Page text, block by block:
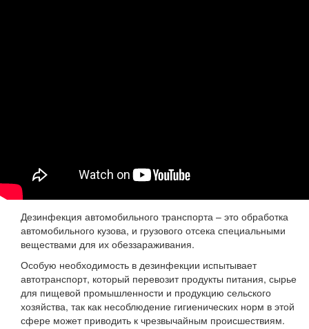
Дезинфекция автомобильного транспорта – это обработка
автомобильного кузова, и грузового отсека специальными
веществами для их обеззараживания.
Особую необходимость в дезинфекции испытывает
автотранспорт, который перевозит продукты питания, сырье
для пищевой промышленности и продукцию сельского
хозяйства, так как несоблюдение гигиенических норм в этой
сфере может приводить к чрезвычайным происшествиям.